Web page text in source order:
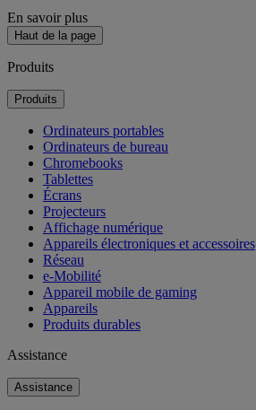
En savoir plus
Haut de la page
Produits
Produits
Ordinateurs portables
Ordinateurs de bureau
Chromebooks
Tablettes
Écrans
Projecteurs
Affichage numérique
Appareils électroniques et accessoires
Réseau
e-Mobilité
Appareil mobile de gaming
Appareils
Produits durables
Assistance
Assistance